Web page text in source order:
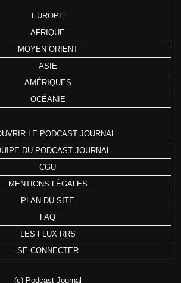
EUROPE
AFRIQUE
MOYEN ORIENT
ASIE
AMÉRIQUES
OCÉANIE
LE PODCAST JOURNAL
DU PODCAST JOURNAL
CGU
MENTIONS LÉGALES
PLAN DU SITE
FAQ
LES FLUX RRS
SE CONNECTER
(c) Podcast Journal